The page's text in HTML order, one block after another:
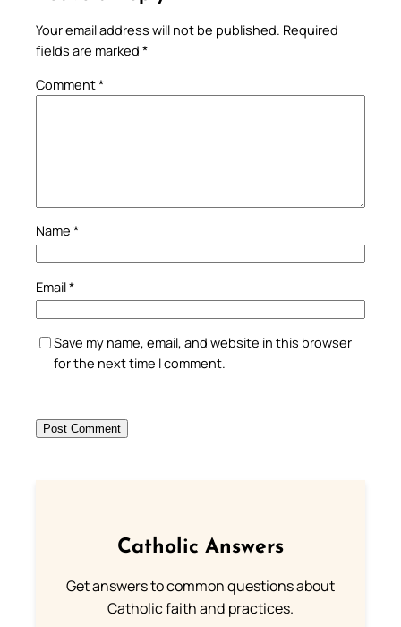
Your email address will not be published. Required
fields are marked *
Comment*
Name *
Email*
Save my name, email, and website in this browser
for the next time I comment.
Catholic Answers
Get answers to common questions about
Catholic faith and practices.